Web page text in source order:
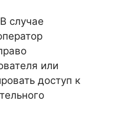
В случае
или
доступ к